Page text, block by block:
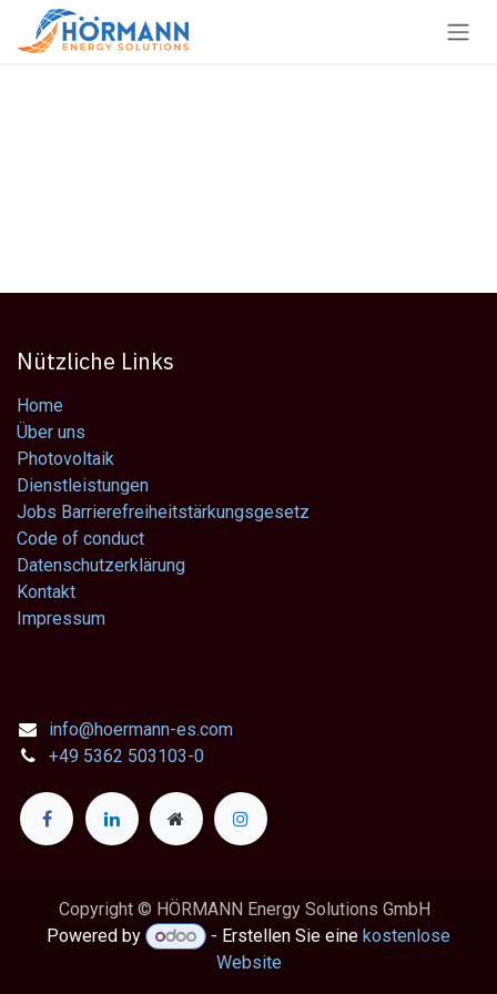
Zum Inhalt springen
Nützliche Links
Home
Über uns
Photovoltaik
Dienstleistungen
Jobs Barrierefreiheitstärkungsgesetz
Code of conduct
Datenschutzerklärung
Kontakt
Impressum
info@hoermann-es.com
+49 5362 503103-0
Copyright © HÖRMANN Energy Solutions GmbH
Powered by
- Erstellen Sie eine kostenlose
Website